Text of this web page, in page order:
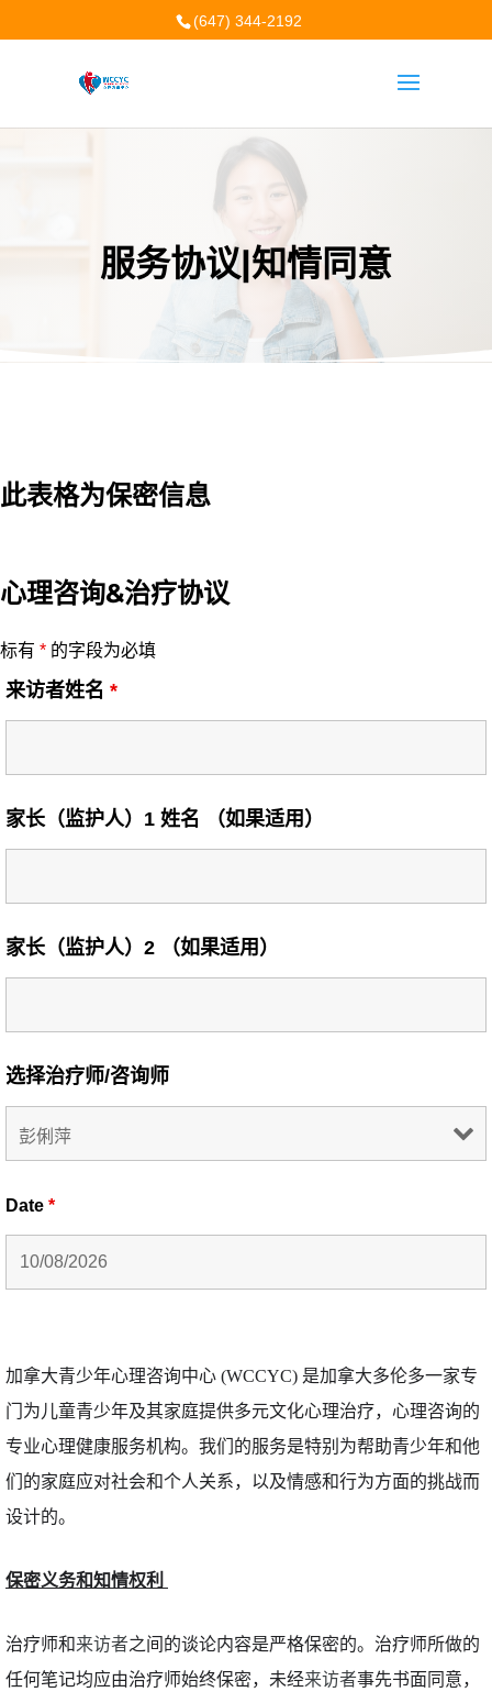
(647) 344-2192
服务协议|知情同意
此表格为保密信息
心理咨询&治疗协议
标有 * 的字段为必填
来访者姓名 *
家长（监护人）1 姓名 （如果适用）
家长（监护人）2 （如果适用）
选择治疗师/咨询师
Date *
加拿大青少年心理咨询中心 (WCCYC) 是加拿大多伦多一家专
门为儿童青少年及其家庭提供多元文化心理治疗，心理咨询的
专业心理健康服务机构。 我们的服务是特别为帮助青少年和他
们的家庭应对社会和个人关系，以及情感和行为方面的挑战而
设计的。
保密义务和知情权利
治疗师和来访者之间的谈论内容是严格保密的。治疗师所做的
任何笔记均应由治疗师始终保密，未经来访者事先书面同意，